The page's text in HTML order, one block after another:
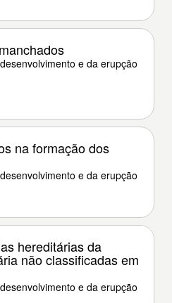
e da erupção
na formação dos
e da erupção
hereditárias da
não classificadas em
e da erupção